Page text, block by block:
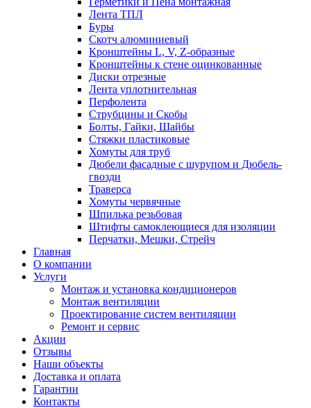
Лента ТПЛ
Буры
Скотч алюминиевый
Кронштейны L, V, Z-образные
Кронштейны к стене оцинкованные
Диски отрезные
Лента уплотнительная
Перфолента
Струбцины и Скобы
Болты, Гайки, Шайбы
Стяжки пластиковые
Хомуты для труб
Дюбели фасадные с шурупом и Дюбель-
гвозди
Траверса
Хомуты червячные
Шпилька резьбовая
Штифты самоклеющиеся для изоляции
Перчатки, Мешки, Стрейч
Главная
О компании
Услуги
Монтаж и установка кондиционеров
Монтаж вентиляции
Проектирование систем вентиляции
Ремонт и сервис
Акции
Отзывы
Наши объекты
Доставка и оплата
Гарантии
Контакты